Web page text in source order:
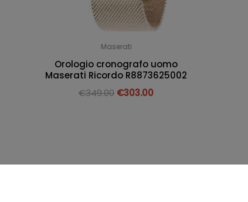
Maserati
Orologio cronografo uomo
Maserati Ricordo R8873625002
€349.00 €303.00